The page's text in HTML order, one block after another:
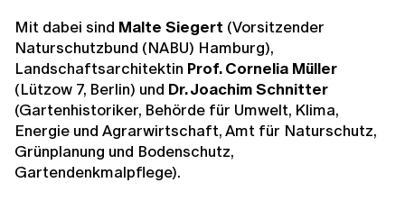
Mit dabei sind Malte Siegert (Vorsitzender
Naturschutzbund (NABU) Hamburg),
Landschaftsarchitektin Prof. Cornelia Müller
(Lützow 7, Berlin) und Dr. Joachim Schnitter
(Gartenhistoriker, Behörde für Umwelt, Klima,
Energie und Agrarwirtschaft, Amt für Naturschutz,
Grünplanung und Bodenschutz,
Gartendenkmalpflege).